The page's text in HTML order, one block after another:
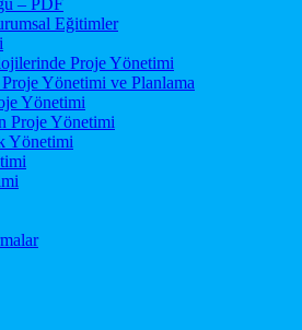
Eğitimler
Proje Yönetimi
Yönetimi ve Planlama
Yönetimi
Proje Yönetimi
Yönetimi